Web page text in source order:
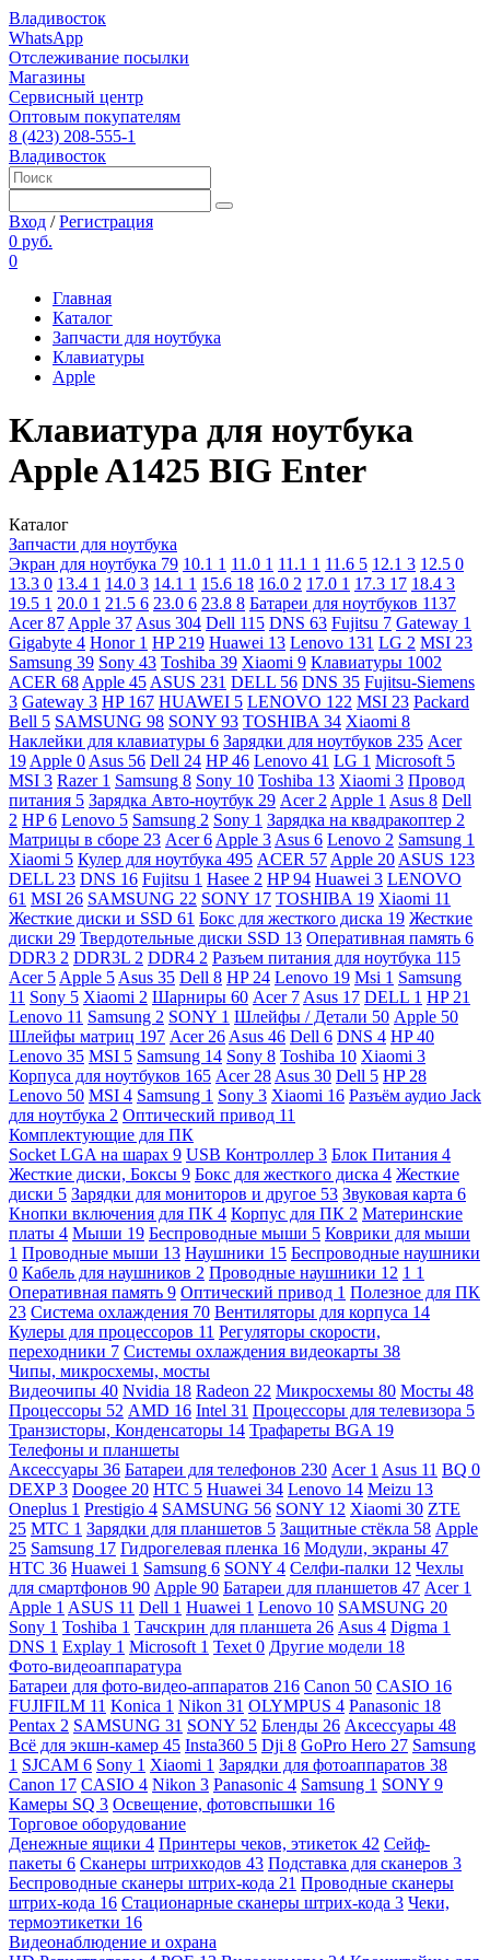
Владивосток
WhatsApp
Отслеживание посылки
Магазины
Сервисный центр
Оптовым покупателям
8 (423) 208-555-1
Владивосток
Вход /Регистрация
0 руб.
0
Главная
Каталог
Запчасти для ноутбука
Клавиатуры
Apple
Клавиатура для ноутбука
Apple A1425 BIG Enter
Каталог
Запчасти для ноутбука
Экран для ноутбука 79 10.1 1 11.0 1 11.1 1 11.6 5 12.1 3 12.5 0
13.3 0 13.4 1 14.0 3 14.1 1 15.6 18 16.0 2 17.0 1 17.3 17 18.4 3
19.5 1 20.0 1 21.5 6 23.0 6 23.8 8 Батареи для ноутбуков 1137
Acer87 Apple 37 Asus 304 Dell 115 DNS 63 Fujitsu 7 Gateway 1
Gigabyte 4 Honor 1 HP 219 Huawei 13 Lenovo 131 LG 2 MSI 23
Samsung 39 Sony 43 Toshiba 39 Xiaomi 9 Клавиатуры 1002
ACER 68 Apple 45 ASUS 231 DELL 56 DNS 35 Fujitsu-Siemens
3 Gateway 3 HP 167 HUAWEI 5 LENOVO 122 MSI 23 Packard
Bell 5 SAMSUNG 98 SONY 93 TOSHIBA 34 Xiaomi 8
Наклейки для клавиатуры 6 Зарядки для ноутбуков 235 Acer
19 Apple 0 Asus 56 Dell 24 HP46 Lenovo 41 LG 1 Microsoft 5
MSI 3 Razer 1 Samsung 8 Sony 10 Toshiba 13 Xiaomi 3 Провод
питания 5 Зарядка Авто-ноутбук 29 Acer 2 Apple 1 Asus 8 Dell
2 HP6 Lenovo 5 Samsung 2 Sony 1 Зарядка на квадракоптер 2
Матрицы в сборе 23 Acer6 Apple 3 Asus 6 Lenovo 2 Samsung 1
Xiaomi 5 Кулер для ноутбука 495 ACER 57 Apple 20 ASUS 123
DELL 23 DNS 16 Fujitsu 1 Hasee 2 HP94 Huawei 3 LENOVO
61 MSI 26 SAMSUNG 22 SONY 17 TOSHIBA 19 Xiaomi 11
Жесткие диски и SSD 61 Бокс для жесткого диска 19 Жесткие
диски 29 Твердотельные диски SSD 13 Оперативная память 6
DDR3 2 DDR3L 2 DDR4 2 Разъем питания для ноутбука 115
Acer 5 Apple 5 Asus 35 Dell 8 HP 24 Lenovo 19 Msi 1 Samsung
11 Sony 5 Xiaomi 2 Шарниры 60 Acer 7 Asus 17 DELL 1 HP 21
Lenovo 11 Samsung 2 SONY 1 Шлейфы / Детали 50 Apple 50
Шлейфы матриц 197 Acer 26 Asus 46 Dell 6 DNS 4 HP40
Lenovo 35 MSI 5 Samsung 14 Sony 8 Toshiba 10 Xiaomi 3
Корпуса для ноутбуков 165 Acer 28 Asus 30 Dell 5 HP 28
Lenovo 50 MSI 4 Samsung 1 Sony 3 Xiaomi 16 Разъём аудио Jack
для ноутбука 2 Оптический привод 11
Комплектующие для ПК
Socket LGA на шарах 9 USB Контроллер 3 Блок Питания 4
Жесткие диски, Боксы 9 Бокс для жесткого диска 4 Жесткие
диски 5 Зарядки для мониторов и другое 53 Звуковая карта 6
Кнопки включения для ПК 4 Корпус для ПК 2 Материнские
платы 4 Мыши 19 Беспроводные мыши 5 Коврики для мыши
1 Проводные мыши 13 Наушники 15 Беспроводные наушники
0 Кабель для наушников 2 Проводные наушники 12 1 1
Оперативная память 9 Оптический привод 1 Полезное для ПК
23 Система охлаждения 70 Вентиляторы для корпуса 14
Кулеры для процессоров 11 Регуляторы скорости,
переходники 7 Системы охлаждения видеокарты 38
Чипы, микросхемы, мосты
Видеочипы 40 Nvidia 18 Radeon 22 Микросхемы 80 Мосты 48
Процессоры 52 AMD 16 Intel 31 Процессоры для телевизора 5
Транзисторы, Конденсаторы 14 Трафареты BGA 19
Телефоны и планшеты
Аксессуары 36 Батареи для телефонов 230 Acer 1 Asus 11 BQ 0
DEXP3 Doogee 20 HTC 5 Huawei 34 Lenovo 14 Meizu 13
Oneplus 1 Prestigio 4 SAMSUNG 56 SONY 12 Xiaomi 30 ZTE
25 МТС 1 Зарядки для планшетов 5 Защитные стёкла 58 Apple
25 Samsung 17 Гидрогелевая пленка 16 Модули, экраны 47
HTC 36 Huawei 1 Samsung 6 SONY 4 Селфи-палки 12 Чехлы
для смартфонов 90 Apple 90 Батареи для планшетов 47 Acer 1
Apple 1 ASUS 11 Dell 1 Huawei 1 Lenovo 10 SAMSUNG 20
Sony 1 Toshiba 1 Тачскрин для планшета 26 Asus 4 Digma 1
DNS 1 Explay 1 Microsoft 1 Texet 0 Другие модели 18
Фото-видеоаппаратура
Батареи для фото-видео-аппаратов 216 Canon 50 CASIO 16
FUJIFILM 11 Konica 1 Nikon 31 OLYMPUS 4 Panasonic 18
Pentax 2 SAMSUNG 31 SONY 52 Бленды 26 Аксессуары 48
Всё для экшн-камер 45 Insta360 5 Dji 8 GoPro Hero 27 Samsung
1 SJCAM 6 Sony 1 Xiaomi 1 Зарядки для фотоаппаратов 38
Canon 17 CASIO 4 Nikon 3 Panasonic 4 Samsung 1 SONY 9
Камеры SQ 3 Освещение, фотовспышки 16
Торговое оборудование
Денежные ящики 4 Принтеры чеков, этикеток 42 Сейф-
пакеты 6 Сканеры штрихкодов 43 Подставка для сканеров 3
Беспроводные сканеры штрих-кода 21 Проводные сканеры
штрих-кода 16 Стационарные сканеры штрих-кода 3 Чеки,
термоэтикетки 16
Видеонаблюдение и охрана